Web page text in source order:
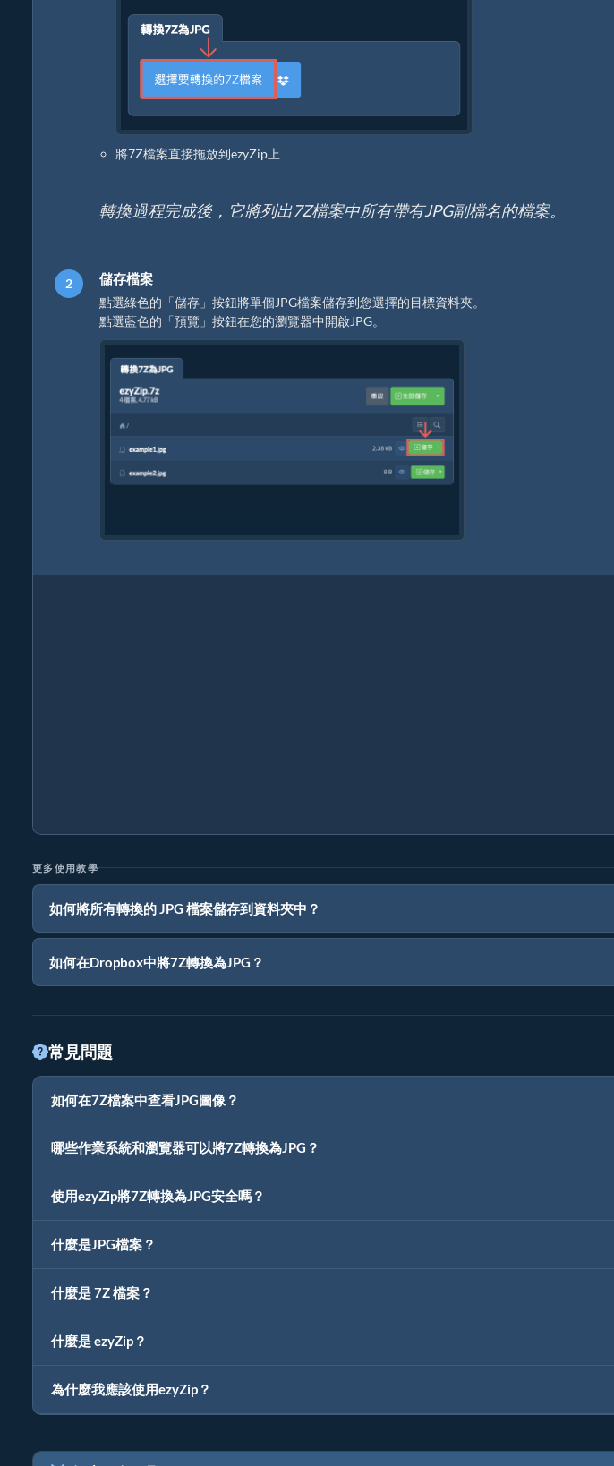
將7Z檔案直接拖放到ezyZip上
轉換過程完成後，它將列出7Z檔案中所有帶有JPG副檔名的檔案。
儲存檔案
點選綠色的「儲存」按鈕將單個JPG檔案儲存到您選擇的目標資料夾。
點選藍色的「預覽」按鈕在您的瀏覽器中開啟JPG。
更多使用教學
如何將所有轉換的 JPG 檔案儲存到資料夾中？
如何在Dropbox中將7Z轉換為JPG？
常見問題
如何在7Z檔案中查看JPG圖像？
哪些作業系統和瀏覽器可以將7Z轉換為JPG？
使用ezyZip將7Z轉換為JPG安全嗎？
什麼是JPG檔案？
什麼是 7Z 檔案？
什麼是 ezyZip？
為什麼我應該使用ezyZip？